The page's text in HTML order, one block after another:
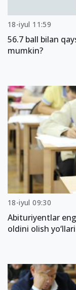
18-iyul 11:59
56.7 ball bilan
mumkin?
18-iyul 09:30
Abituriyentlar
oldini olish yo‘llari